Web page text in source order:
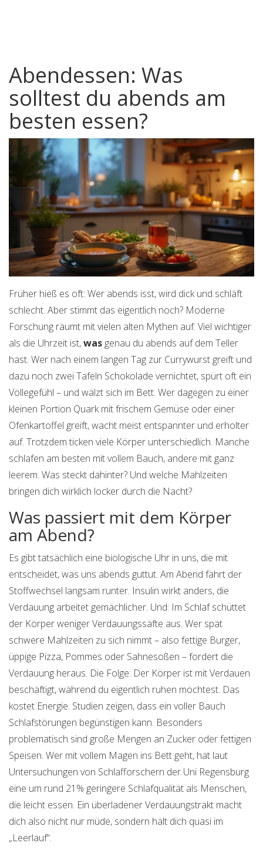
Abendessen: Was
solltest du abends am
besten essen?
Früher hieß es oft: Wer abends isst, wird dick und schläft
schlecht. Aber stimmt das eigentlich noch? Moderne
Forschung räumt mit vielen alten Mythen auf. Viel wichtiger
als die Uhrzeit ist,was genau du abends auf dem Teller
hast. Wer nach einem langen Tag zur Currywurst greift und
dazu noch zwei Tafeln Schokolade vernichtet, spürt oft ein
Völlegefühl – und wälzt sich im Bett. Wer dagegen zu einer
kleinen Portion Quark mit frischem Gemüse oder einer
Ofenkartoffel greift, wacht meist entspannter und erholter
auf. Trotzdem ticken viele Körper unterschiedlich. Manche
schlafen am besten mit vollem Bauch, andere mit ganz
leerem. Was steckt dahinter? Und welche Mahlzeiten
bringen dich wirklich locker durch die Nacht?
Was passiert mit dem Körper
am Abend?
Es gibt tatsächlich eine biologische Uhr in uns, die mit
entscheidet, was uns abends guttut. Am Abend fährt der
Stoffwechsel langsam runter. Insulin wirkt anders, die
Verdauung arbeitet gemächlicher. Und: Im Schlaf schüttet
der Körper weniger Verdauungssäfte aus. Wer spät
schwere Mahlzeiten zu sich nimmt – also fettige Burger,
üppige Pizza, Pommes oder Sahnesoßen – fordert die
Verdauung heraus. Die Folge: Der Körper ist mit Verdauen
beschäftigt, während du eigentlich ruhen möchtest. Das
kostet Energie. Studien zeigen, dass ein voller Bauch
Schlafstörungen begünstigen kann. Besonders
problematisch sind große Mengen an Zucker oder fettigen
Speisen. Wer mit vollem Magen ins Bett geht, hat laut
Untersuchungen von Schlafforschern der Uni Regensburg
eine um rund 21% geringere Schlafqualität als Menschen,
die leicht essen. Ein überladener Verdauungstrakt macht
dich also nicht nur müde, sondern hält dich quasi im
„Leerlauf“.